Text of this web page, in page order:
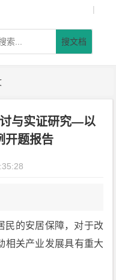
|
搜文档
与实证研究—以
开题报告
民的安居保障，对于改
相关产业发展具有重大